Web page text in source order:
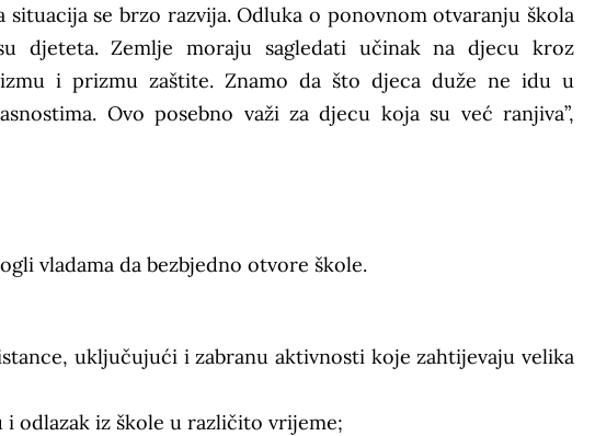
se brzo razvija. Odluka o ponovnom otvaranju škola
djeteta. Zemlje moraju sagledati učinak na djecu kroz
i prizmu zaštite. Znamo da što djeca duže ne idu u
Ovo posebno važi za djecu koja su već ranjiva”,
vladama da bezbjedno otvore škole.
uključujući i zabranu aktivnosti koje zahtijevaju velika
odlazak iz škole u različito vrijeme;